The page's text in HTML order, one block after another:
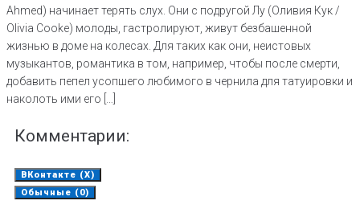
Ahmed) начинает терять слух. Они с подругой Лу (Оливия Кук /
Olivia Cooke) молоды, гастролируют, живут безбашенной
жизнью в доме на колесах. Для таких как они, неистовых
музыкантов, романтика в том, например, чтобы после смерти,
добавить пепел усопшего любимого в чернила для татуировки и
наколоть ими его […]
Комментарии:
ВКонтакте (X)
Обычные (0)